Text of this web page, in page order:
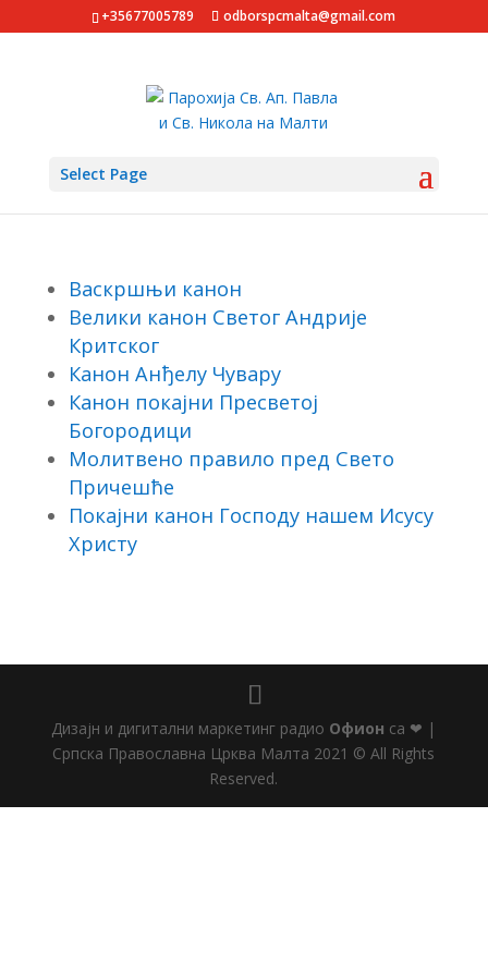
+35677005789 odborspcmalta@gmail.com
Select Page
Васкршњи канон
Велики канон Светог Андрије
Критског
Канон Анђелу Чувару
Канон покајни Пресветој
Богородици
Молитвено правило пред Свето
Причешће
Покајни канон Господу нашем Исусу
Христу
Дизајн и дигитални маркетинг радио Офион са ❤ |
Српска Православна Црква Малта 2021 © All Rights
Reserved.